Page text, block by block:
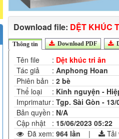
Download file: DỆT KHÚC
Thông tin Download PDF
Tên file : Dệt khúc tri ân
Tác giả
: Anphong Hoan
Phiên bản : 2 bè
Thể loại
: Kinh nguyện -
Imprimatur: Tgp. Sài Gòn - 13/
Bản quyền : N/A
Cập nhật
: 15/06/2023 05:22
Đã xem: 964 lần | Tải